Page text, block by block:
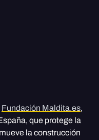
Fundación Maldita.es,
que protege la
la construcción